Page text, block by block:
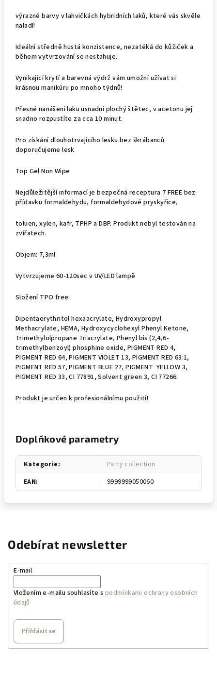
výrazné barvy v lahvičkách hybridních laků, které vás skvěle
naladí!
Ideální středně hustá konzistence, nezatéká do kůžiček a
během vytvrzování se nestahuje.
Vynikající krytí a barevná výdrž vám umožní užívat si
krásnou manikúru po mnoho týdnů!
Přesné nanášení laku usnadní plochý štětec, v acetonu jej
snadno rozpustíte za cca 10 minut.
Pro získání dlouhotrvajícího lesku bez škrábanců
doporučujeme lesk
Top Gel Non Wipe
Nejdůležitější informací je bezpečná receptura 7 FREE bez
přídavku formaldehydu, formaldehydové pryskyřice,
toluen, xylen, kafr, TPHP a DBP. Produkt nebyl testován na
zvířatech.
Objem: 7,3ml
Vytvrzujeme 60-120sec v UV/LED lampě
Složení TPO free:
Dipentaerythritol hexaacrylate, Hydroxypropyl
Methacrylate, HEMA, Hydroxycyclohexyl Phenyl Ketone,
Trimethylolpropane Triacrylate, Phenyl bis (2,4,6-
trimethylbenzoyl) phosphine oxide, PIGMENT RED 4,
PIGMENT RED 64, PIGMENT VIOLET 13, PIGMENT RED 63:1,
PIGMENT RED 57, PIGMENT BLUE 27, PIGMENT YELLOW 3,
PIGMENT RED 33, CI 77891, Solvent green 3, CI 77266.
Produkt je určen k profesionálnímu použití!
Doplňkové parametry
Kategorie:
Party collection
EAN: 9999999050060
Odebírat newsletter
E-mail
Vložením e-mailu souhlasíte s podmínkami ochrany osobních
údajů
Přihlásit se